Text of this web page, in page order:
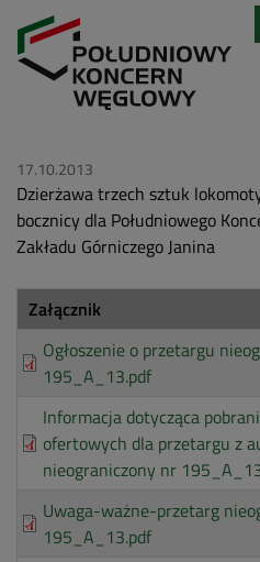
17.10.2013
Dzierżawa trzech sztuk
bocznicy dla Południowego
Zakładu Górniczego Janina
Załącznik
Ogłoszenie o przetargu
195_A_13.pdf
Informacja dotycząca
ofertowych dla przetargu z
nieograniczony nr
Uwaga-ważne-przetarg
195_A_13.pdf